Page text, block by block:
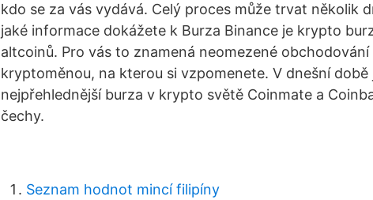
kdo se za vás vydává. Celý proces může trvat několik
jaké informace dokážete k Burza Binance je krypto
altcoinů. Pro vás to znamená neomezené
kryptoměnou, na kterou si vzpomenete. V dnešní době
nejpřehlednější burza v krypto světě Coinmate a
čechy.
Seznam hodnot mincí filipíny